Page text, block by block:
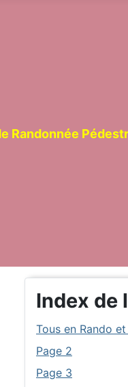
Randonnée
Index de
Tous en Rando
Page 2
Page 3